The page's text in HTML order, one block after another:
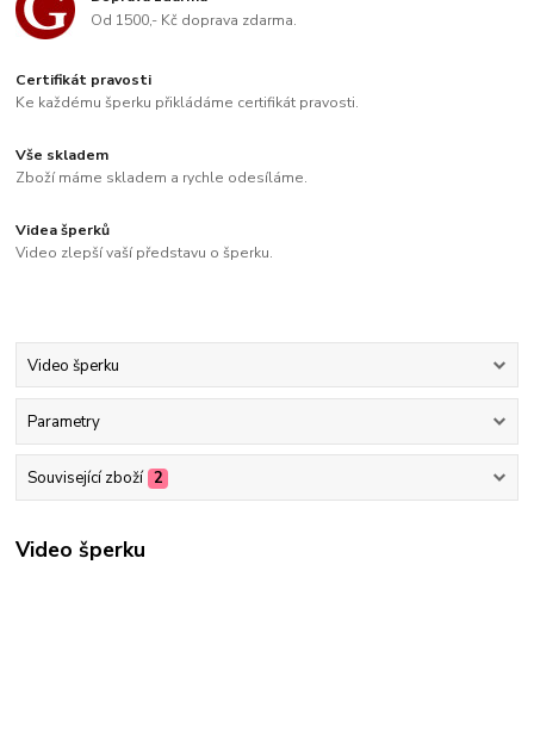
Od 1500,- Kč doprava zdarma.
Certifikát pravosti
Ke každému šperku přikládáme certifikát pravosti.
Vše skladem
Zboží máme skladem a rychle odesíláme.
Videa šperků
Video zlepší vaší představu o šperku.
Video šperku
Parametry
Související zboží 2
Video šperku